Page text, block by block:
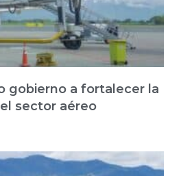
gobierno a fortalecer la
sector aéreo